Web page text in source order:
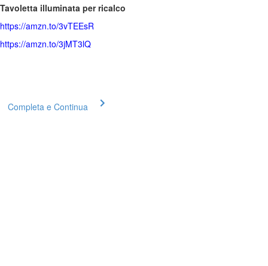
Tavoletta illuminata per ricalco
https://amzn.to/3vTEEsR
https://amzn.to/3jMT3lQ
Completa e Continua